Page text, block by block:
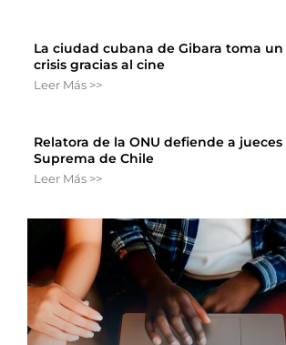
La ciudad cubana de Gibara toma
crisis gracias al cine
Leer Más >>
Relatora de la ONU defiende a
Suprema de Chile
Leer Más >>